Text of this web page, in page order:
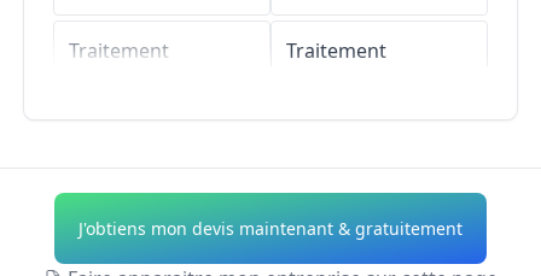
Traitement
Traitement
d'Humidité des
MursMazingarbe
Traitement
Traitement
d'Humidité des
Murs Allier
J'obtiens mon devis maintenant & gratuitement